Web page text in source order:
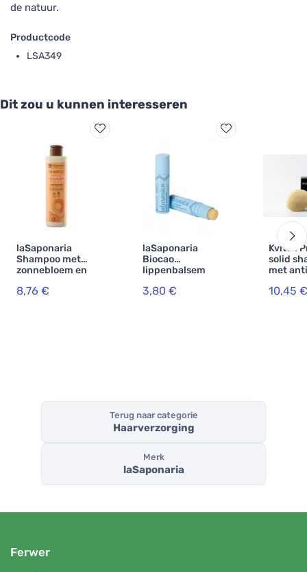
de natuur.
Productcode
LSA349
Dit zou u kunnen interesseren
laSaponaria
Shampoo met
zonnebloem en
sinaasappel BIO
8,76 €
laSaponaria
Biocao
lippenbalsem
hyaluronzuur BIO
3,80 €
Kvitok
solid
met
10,45 €
Terug naar categorie
Haarverzorging
Merk
laSaponaria
Ferwer